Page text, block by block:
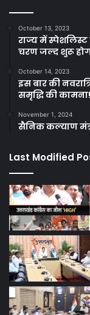
October 13, 2023
राज्य में स्पेशलिस्ट
चरण जल्द शुरू
October 14, 2023
इस बार की
समृद्धि की कामना!
November 1, 2024
सैनिक कल्याण
Last Modified